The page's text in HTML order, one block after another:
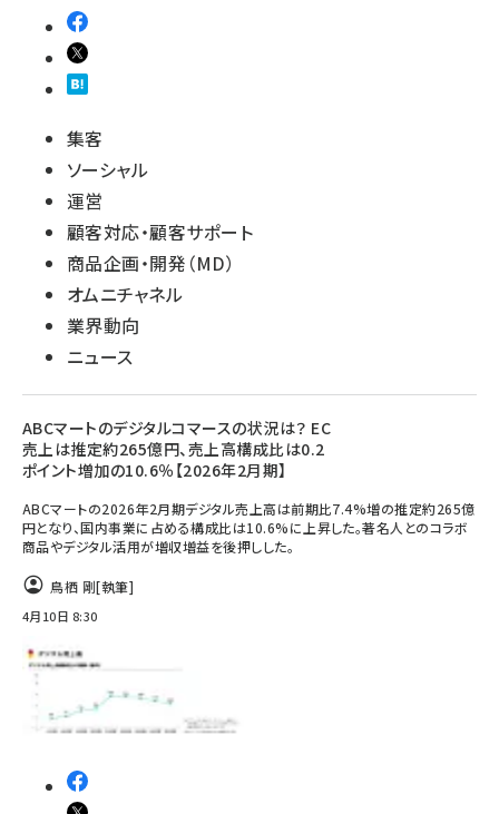
集客
ソーシャル
運営
顧客対応・顧客サポート
商品企画・開発（MD）
オムニチャネル
業界動向
ニュース
ABCマートのデジタルコマースの状況は？ EC
売上は推定約265億円、売上高構成比は0.2
ポイント増加の10.6％【2026年2月期】
ABCマートの2026年2月期デジタル売上高は前期比7.4%増の推定約265億
円となり、国内事業に占める構成比は10.6%に上昇した。著名人とのコラボ
商品やデジタル活用が増収増益を後押しした。
鳥栖 剛[執筆]
4月10日 8:30